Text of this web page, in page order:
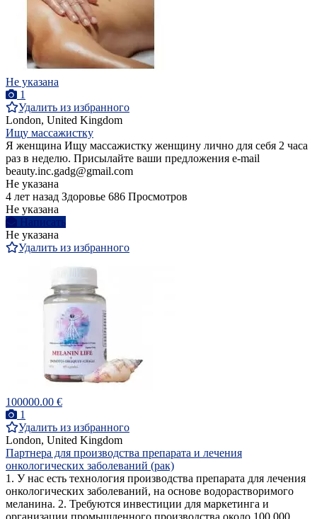
Не указана
1
Удалить из избранного
London, United Kingdom
Ищу массажистку
Я женщина Ищу массажистку женщину лично для себя 2 часа
раз в неделю. Присылайте ваши предложения e-mail
beauty.inc.gadg@gmail.com
Не указана
4 лет назад Здоровье 686 Просмотров
Не указана
Написать
Не указана
Удалить из избранного
100000.00 €
1
Удалить из избранного
London, United Kingdom
Партнера для производства препарата и лечения
онкологических заболеваний (рак)
1. У нас есть технология производства препарата для лечения
онкологических заболеваний, на основе водорастворимого
меланина. 2. Требуются инвестиции для маркетинга и
организации промышленного производства около 100.000